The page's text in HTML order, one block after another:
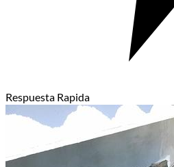
Respuesta Rapida